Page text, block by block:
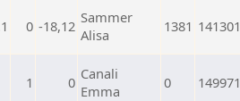
0 -18,12 Sammer
Alisa
1381 141301
1 0 Canali
Emma
0 149971